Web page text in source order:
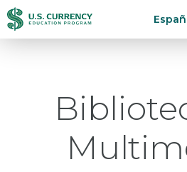
Pasar
al
Accessibility
Statement